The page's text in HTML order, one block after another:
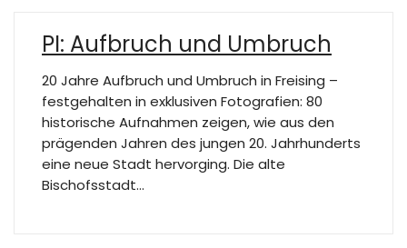
PI: Aufbruch und Umbruch
20 Jahre Aufbruch und Umbruch in Freising –
festgehalten in exklusiven Fotografien: 80
historische Aufnahmen zeigen, wie aus den
prägenden Jahren des jungen 20. Jahrhunderts
eine neue Stadt hervorging. Die alte
Bischofsstadt…